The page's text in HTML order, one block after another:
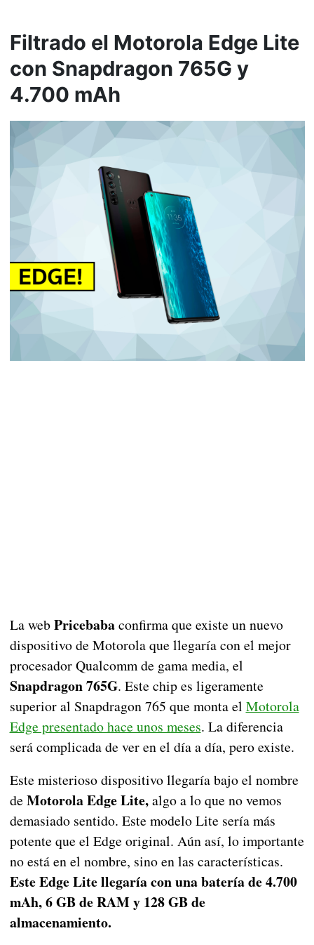
Filtrado el Motorola Edge Lite
con Snapdragon 765G y
4.700 mAh
La webPricebabaconfirma que existe un nuevo
dispositivo de Motorola que llegaría con el mejor
procesador Qualcomm de gama media, el
Snapdragon 765G. Este chip es ligeramente
superior al Snapdragon 765 que monta el Motorola
Edge presentado hace unos meses. La diferencia
será complicada de ver en el día a día, pero existe.
Este misterioso dispositivo llegaría bajo el nombre
de Motorola Edge Lite,algo a lo que no vemos
demasiado sentido. Este modelo Lite sería más
potente que el Edge original. Aún así, lo importante
no está en el nombre, sino en las características.
Este Edge Lite llegaría con una batería de 4.700
mAh, 6 GB de RAM y 128 GB de
almacenamiento.